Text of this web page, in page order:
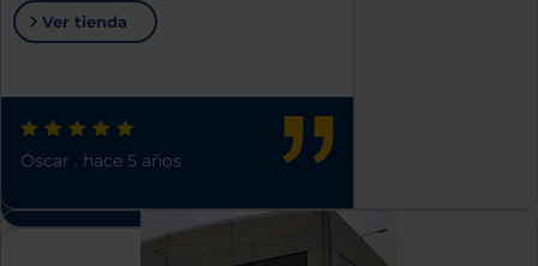
Óscar . hace 5 años
Ver tienda